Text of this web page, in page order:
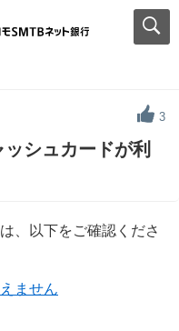
3
ッシュカードが利
、以下をご確認くださ
ません